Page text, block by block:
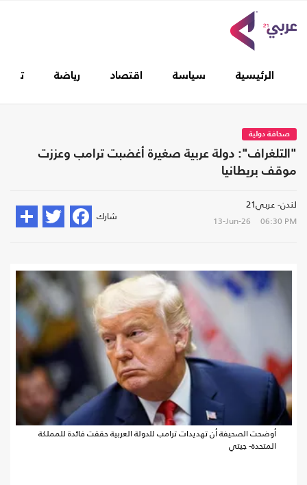
الرئيسية سياسة اقتصاد رياضة
صحافة دولية
"التلغراف": دولة عربية صغيرة أغضبت ترامب وعززت
موقف بريطانيا
لندن- عربي21
13-Jun-26 06:30 PM شارك
أوضحت الصحيفة أن تهديدات ترامب للدولة العربية حققت فائدة للمملكة
المتحدة- جيتي